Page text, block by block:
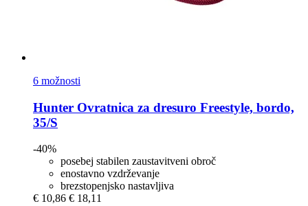
6 možnosti
Hunter Ovratnica za dresuro Freestyle, bordo,
35/S
-40%
posebej stabilen zaustavitveni obroč
enostavno vzdrževanje
brezstopenjsko nastavljiva
€ 10,86 € 18,11